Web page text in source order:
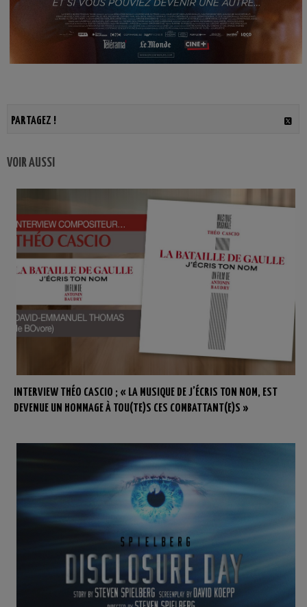
PARTAGEZ !
VOIR AUSSI
INTERVIEW THÉO CASCIO ; « LA MUSIQUE DE J’ÉCRIS TON NOM, EST
DEVENUE UN HOMMAGE À TOU(TE)S CES COMBATTANT(E)S »